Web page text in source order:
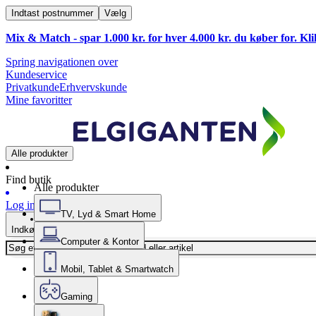
Indtast postnummer Vælg
Mix & Match - spar 1.000 kr. for hver 4.000 kr. du køber for.
Spring navigationen over
Kundeservice
PrivatkundeErhvervskunde
Mine favoritter
Alle produkter
Find butik
Log ind
Indkøbskurv
Alle produkter
TV, Lyd & Smart Home
Computer & Kontor
Mobil, Tablet & Smartwatch
Gaming